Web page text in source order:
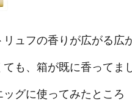
ュフの香りが広がる広
も、箱が既に香ってま
グに使ってみたところ